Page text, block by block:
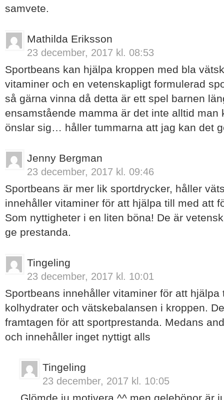
samvete.
Mathilda Eriksson
23 december, 2017 kl. 08:53
Sportbeans kan hjälpa kroppen med bla
vitaminer och en vetenskapligt formulerad
så gärna vinna då detta är ett spel barnen
ensamstående mamma är det inte alltid man
önslar sig… håller tummarna att jag kan det
Jenny Bergman
23 december, 2017 kl. 09:46
Sportbeans är mer lik sportdrycker, håller
innehåller vitaminer för att hjälpa till med att
Som nyttigheter i en liten böna! De är
ge prestanda.
Tingeling
23 december, 2017 kl. 10:01
Sportbeans innehåller vitaminer för att
kolhydrater och vätskebalansen i kroppen.
framtagen för att sportprestanda. Medans
och innehåller inget nyttigt alls
Tingeling
23 december, 2017 kl. 10:05
Glömde ju motivera ^^ men gelebönor är